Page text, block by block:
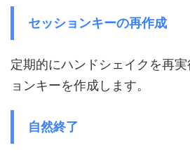
セッションキーの再作成
定期的にハンドシェイクを再
ョンキーを作成します。
自然終了